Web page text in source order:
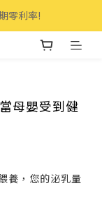
零利率!
零利率!
母嬰受到健
養，您的泌乳量